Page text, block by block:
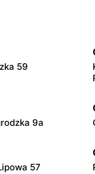
59
9a
57